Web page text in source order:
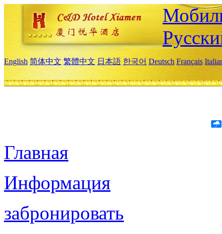
English 简体中文 繁體中文 日本語 한국어 Deutsch Français
Главная
Информация
забронировать